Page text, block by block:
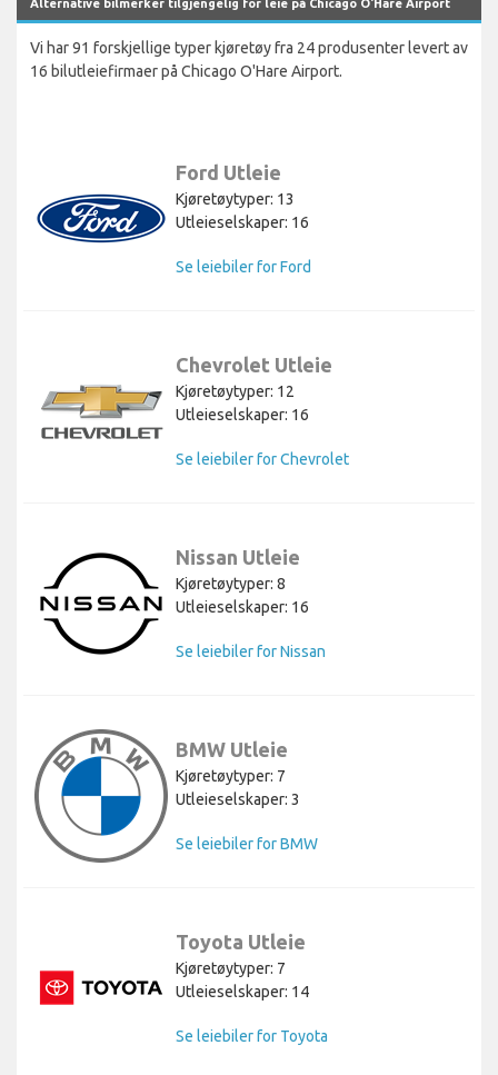
Alternative bilmerker tilgjengelig for leie på Chicago O'Hare Airport
Vi har 91 forskjellige typer kjøretøy fra 24 produsenter levert av
16 bilutleiefirmaer på Chicago O'Hare Airport.
Ford Utleie
Kjøretøytyper: 13
Utleieselskaper: 16
Se leiebiler for Ford
Chevrolet Utleie
Kjøretøytyper: 12
Utleieselskaper: 16
Se leiebiler for Chevrolet
Nissan Utleie
Kjøretøytyper: 8
Utleieselskaper: 16
Se leiebiler for Nissan
BMW Utleie
Kjøretøytyper: 7
Utleieselskaper: 3
Se leiebiler for BMW
Toyota Utleie
Kjøretøytyper: 7
Utleieselskaper: 14
Se leiebiler for Toyota